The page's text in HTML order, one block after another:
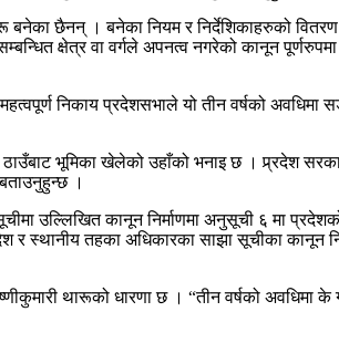
बनेका छैनन् । बनेका नियम र निर्देशिकाहरुको
क्षेत्र वा वर्गले अपनत्व नगरेको कानून
निकाय प्रदेशसभाले यो तीन वर्षको अवधिमा
भूमिका खेलेको उहाँको भनाइ छ । प्र्रदेश
।
उल्लिखित कानून निर्माणमा अनुसूची ६ मा
र स्थानीय तहका अधिकारका साझा सूचीका कानून
थारूको धारणा छ । “तीन वर्षको अवधिमा के